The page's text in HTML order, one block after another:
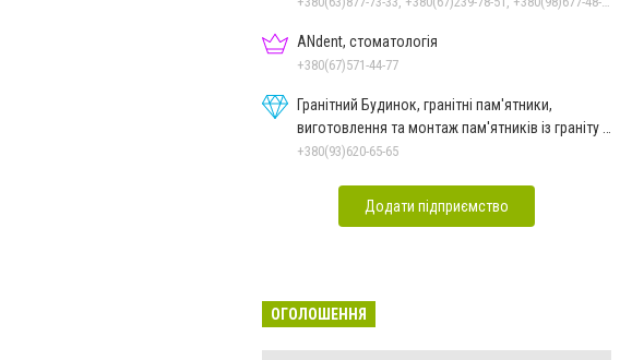
ANdent, стоматологія
+380(67)571-44-77
Гранітний Будинок, гранітні пам'ятники,
виготовлення та монтаж пам'ятників із граніту в
Миколаєві
+380(93)620-65-65
Додати підприємство
ОГОЛОШЕННЯ